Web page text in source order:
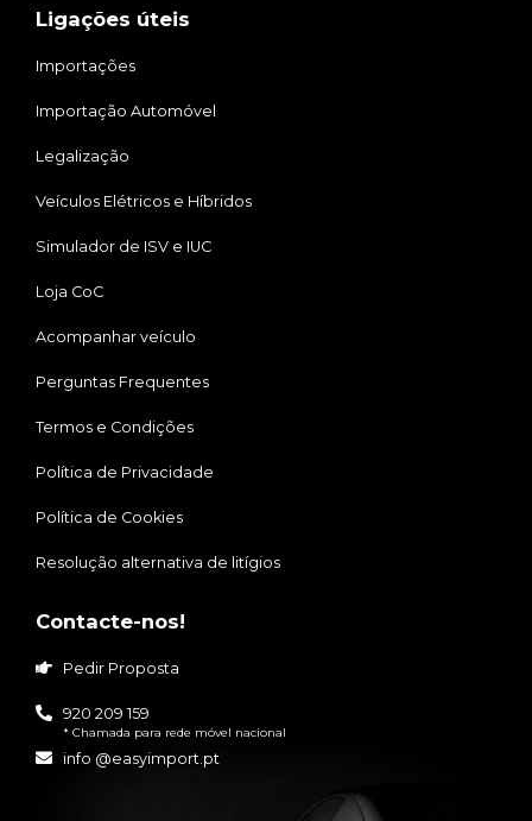
Ligações úteis
Importações
Importação Automóvel
Legalização
Veículos Elétricos e Híbridos
Simulador de ISV e IUC
Loja CoC
Acompanhar veículo
Perguntas Frequentes
Termos e Condições
Política de Privacidade
Política de Cookies
Resolução alternativa de litígios
Contacte-nos!
Pedir Proposta
920 209 159
* Chamada para rede móvel nacional
info @easyimport.pt